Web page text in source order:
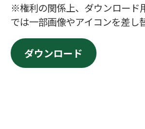
※権利の関係上、ダウンロード
では一部画像やアイコンを差し
ダウンロード